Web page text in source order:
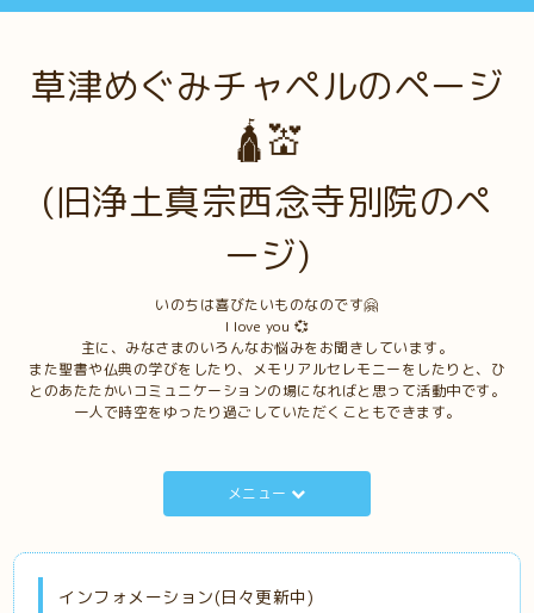
草津めぐみチャペルのページ
🛕💒
(旧浄土真宗西念寺別院のペ
ージ)
いのちは喜びたいものなのです🤗
I love you 💞
主に、みなさまのいろんなお悩みをお聞きしています。
また聖書や仏典の学びをしたり、メモリアルセレモニーをしたりと、ひ
とのあたたかいコミュニケーションの場になればと思って活動中です。
一人で時空をゆったり過ごしていただくこともできます。
メニュー
インフォメーション(日々更新中)